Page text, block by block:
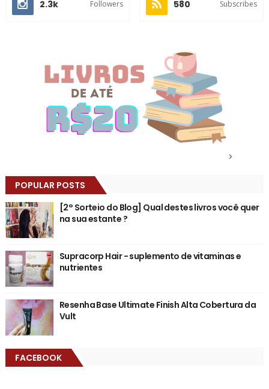
2.3k Followers 580 Subscribes
>
POPULAR POSTS
[2° Sorteio do Blog] Qual destes livros você quer
na sua estante ?
Supracorp Hair - suplemento de vitaminas e
nutrientes
Resenha Base Ultimate Finish Alta Cobertura da
Vult
FACEBOOK